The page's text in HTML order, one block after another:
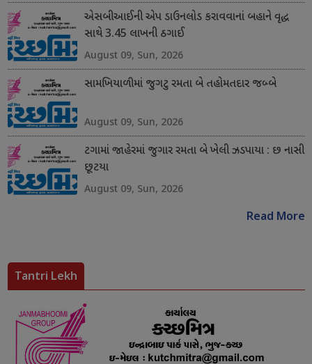
એસબીઆઈની એપ ડાઉનલોડ કરાવવાનાં બહાને વૃદ્ધ
સાથે 3.45 લાખની ઠગાઈ
August 09, Sun, 2026
સામખિયાળીમાં જુગટુ રમતા બે તહોમતદાર જબ્બે
August 09, Sun, 2026
ટગામાં જાહેરમાં જુગાર રમતા બે ખેલી ઝડપાયા : છ નાસી
છૂટયા
August 09, Sun, 2026
Read More
Tantri Lekh